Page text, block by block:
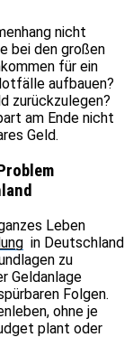
nicht
bei den großen
für ein
aufbauen?
zurückzulegen?
am Ende nicht
Geld.
Leben
in Deutschland
zu
Geldanlage
Folgen.
ohne je
plant oder